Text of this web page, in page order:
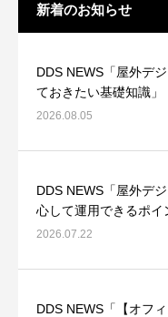
新着のお知らせ
DDS NEWS「屋外デ
ておきたい基礎知識」
2026.08.05
DDS NEWS「屋外デ
心して運用できるポイ
2026.07.22
DDS NEWS「【オフ